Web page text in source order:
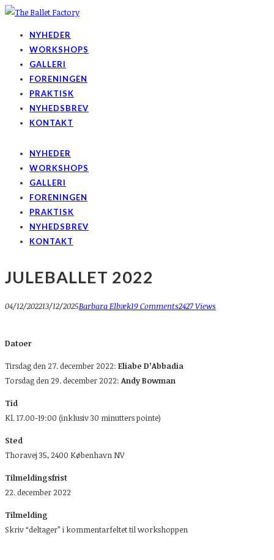
NYHEDER
WORKSHOPS
GALLERI
FORENINGEN
PRAKTISK
NYHEDSBREV
KONTAKT
NYHEDER
WORKSHOPS
GALLERI
FORENINGEN
PRAKTISK
NYHEDSBREV
KONTAKT
JULEBALLET 2022
04/12/202213/12/2025Barbara Elbæk19 Comments2427 Views
Datoer
Tirsdag den 27. december 2022: Eliabe D’Abbadia
Torsdag den 29. december 2022: Andy Bowman
Tid
Kl. 17.00-19:00 (inklusiv 30 minutters pointe)
Sted
Thoravej 35, 2400 København NV
Tilmeldingsfrist
22. december 2022
Tilmelding
Skriv “deltager” i kommentarfeltet til workshoppen